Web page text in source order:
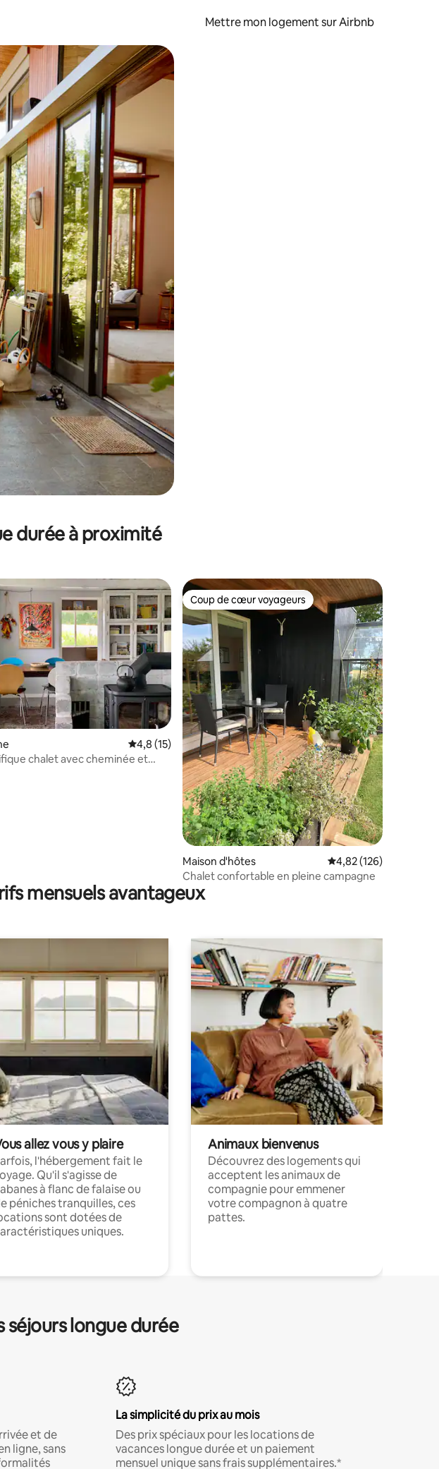
Mettre mon logement sur Airbnb
ou en appuyant et en faisant glisser.
durée à proximité
sur la base de 5 commentaires : 5 sur 5
Évaluation moyenne sur la base de 15 commentaires : 4,8 sur 5
4,8 (15)
chalet avec cheminée et
Coup de cœur voyageurs
Coup de cœur voyageurs
Maison d'hôtes Évaluation moyenne
4,82 (126)
Chalet confortable en pleine campagne
mensuels avantageux
allez vous y plaire
l'hébergement fait le
Qu'il s'agisse de
à flanc de falaise ou
péniches tranquilles, ces
sont dotées de
uniques.
Animaux bienvenus
Découvrez des logements qui
acceptent les animaux de
compagnie pour emmener
votre compagnon à quatre
pattes.
séjours longue durée
et de
ligne, sans
La simplicité du prix au mois
Des prix spéciaux pour les locations de
vacances longue durée et un paiement
mensuel unique sans frais supplémentaires.*